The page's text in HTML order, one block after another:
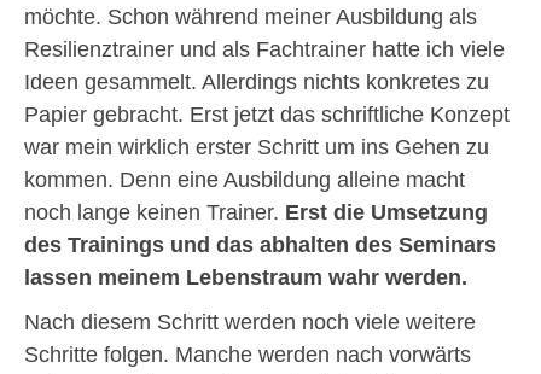
möchte. Schon während meiner Ausbildung als
Resilienztrainer und als Fachtrainer hatte ich viele
Ideen gesammelt. Allerdings nichts konkretes zu
Papier gebracht. Erst jetzt das schriftliche Konzept
war mein wirklich erster Schritt um ins Gehen zu
kommen. Denn eine Ausbildung alleine macht
noch lange keinen Trainer. Erst die Umsetzung
des Trainings und das abhalten des Seminars
lassen meinem Lebenstraum wahr werden.
Nach diesem Schritt werden noch viele weitere
Schritte folgen. Manche werden nach vorwärts